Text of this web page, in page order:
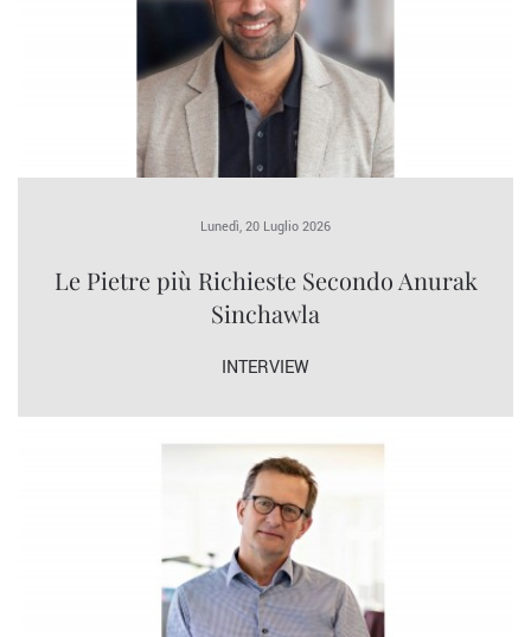
Lunedì, 20 Luglio 2026
Le Pietre più Richieste Secondo Anurak
Sinchawla
INTERVIEW